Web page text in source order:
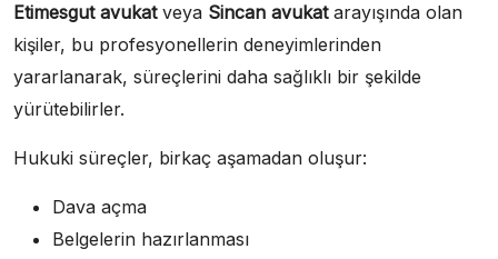
Etimesgut avukatveya Sincan avukatarayışında olan
kişiler, bu profesyonellerin deneyimlerinden
yararlanarak, süreçlerini daha sağlıklı bir şekilde
yürütebilirler.
Hukuki süreçler, birkaç aşamadan oluşur:
Dava açma
Belgelerin hazırlanması